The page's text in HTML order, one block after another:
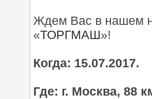
Ждем Вас в нашем
«ТОРГМАШ»!
Когда: 15.07.2017.
Где: г. Москва, 88